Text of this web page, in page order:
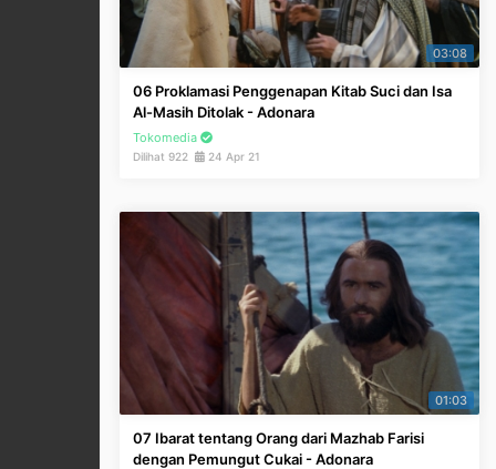
03:08
06 Proklamasi Penggenapan Kitab Suci dan Isa
Al-Masih Ditolak - Adonara
Tokomedia
Dilihat 922 24 Apr 21
01:03
07 Ibarat tentang Orang dari Mazhab Farisi
dengan Pemungut Cukai - Adonara